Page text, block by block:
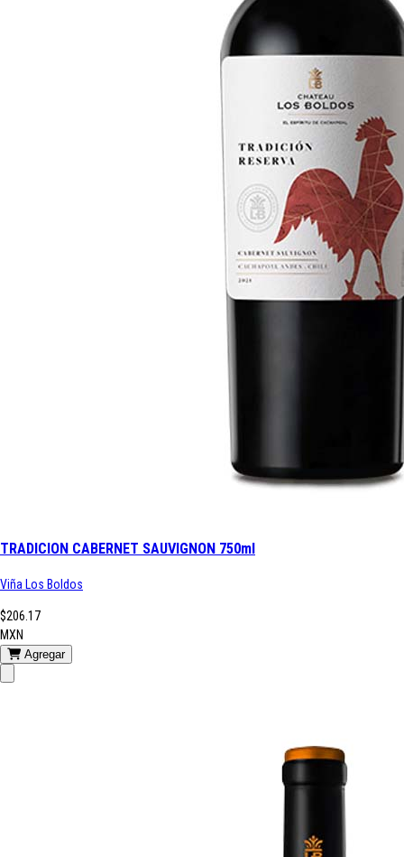
TRADICION CABERNET SAUVIGNON 750ml
Viña Los Boldos
$206.17
MXN
Agregar